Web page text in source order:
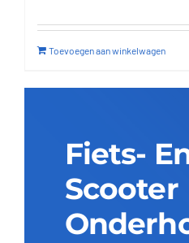
Toevoegen aan winkelwagen
Fiets-
Scooter